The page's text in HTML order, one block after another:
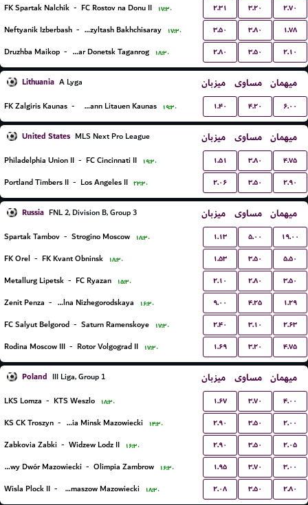
FK Spartak Nalchik - FC Rostov na Donu II ۱۷:۳۰ ۲.۳۱ ۳.۲۰ ۲.۷۰
Neftyanik Izberbash - PFC Kyzyltash Bakhchisaray ۱۷:۳۰ ۳.۵۰ ۳.۸۰ ۱.۷۸
Druzhba Maikop - Shakhtar Donetsk Taganrog ۱۸:۳۰ ۲.۸۰ ۳.۵۰ ۲.۱۰
Lithuania A Lyga میزبان مساوی میهمان
FK Zalgiris Kaunas - FC Hegelmann Litauen Kaunas ۱۹:۳۰ ۱.۴۰ ۴.۲۰ ۶.۰۰
United States MLS Next Pro League میزبان مساوی میهمان
Philadelphia Union II - FC Cincinnati II ۱۹:۳۰ ۱.۵۱ ۳.۸۰ ۴.۷۵
Portland Timbers II - Los Angeles II ۲۳:۳۰ ۲.۰۶ ۳.۵۰ ۲.۹۰
Russia FNL 2, Division B, Group 3 میزبان مساوی میهمان
Spartak Tambov - Strogino Moscow ۱۸:۳۰ ۱.۱۳ ۵.۰۰ ۱۹.۰۰
FK Orel - FK Kvant Obninsk ۱۸:۳۰ ۱.۵۳ ۳.۵۰ ۵.۵۰
Metallurg Lipetsk - FC Ryazan ۱۵:۳۰ ۲.۱۰ ۲.۸۰ ۳.۵۰
Zenit Penza - Volna Nizhegorodskaya ۱۶:۳۰ ۹.۰۰ ۴.۲۵ ۱.۲۹
FC Salyut Belgorod - Saturn Ramenskoye ۱۷:۳۰ ۲.۴۰ ۳.۱۰ ۲.۶۳
Rodina Moscow III - Rotor Volgograd II ۱۷:۳۰ ۱.۶۹ ۳.۲۰ ۴.۷۵
Poland III Liga, Group 1 میزبان مساوی میهمان
LKS Lomza - KTS Weszlo ۱۸:۳۰ ۱.۶۷ ۳.۷۰ ۴.۰۰
KS CK Troszyn - Mazovia Minsk Mazowiecki ۱۴:۳۰ ۲.۹۰ ۳.۵۰ ۲.۰۰
Zabkovia Zabki - Widzew Lodz II ۱۶:۳۰ ۲.۹۰ ۳.۵۰ ۲.۰۵
Swit Nowy Dwór Mazowiecki - Olimpia Zambrow ۱۶:۳۰ ۱.۹۵ ۳.۷۰ ۳.۰۰
Wisla Plock II - Lechia Tomaszow Mazowiecki ۱۸:۳۰ ۲.۰۸ ۳.۵۰ ۲.۸۰